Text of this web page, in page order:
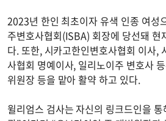
2023년 한인 최초이자 유색 인종 여성
주변호사협회(ISBA) 회장에 당선돼 현
다. 또한, 시카고한인변호사협회 이사,
사협회 명예이사, 일리노이주 변호사
위원장 등을 맡아 활약 하고 있다.
윌리엄스 검사는 자신의 링크드인을